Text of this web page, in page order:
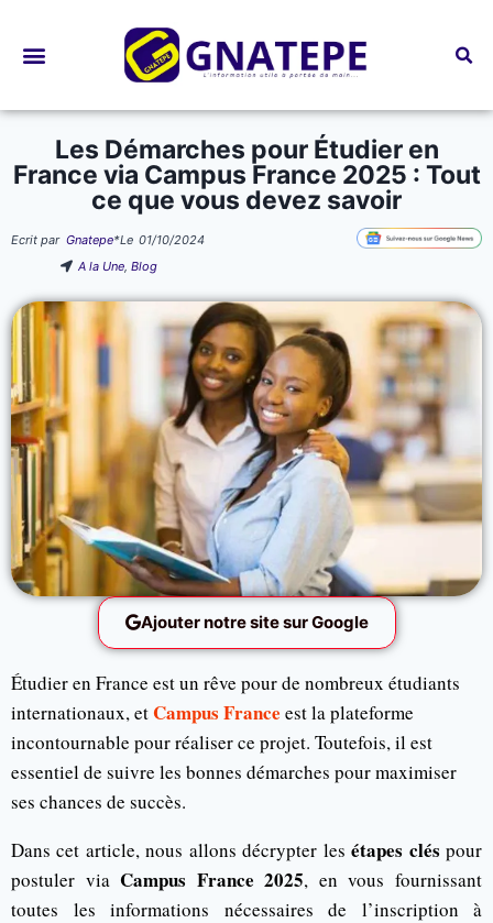
Les Démarches pour Étudier en
France via Campus France 2025 : Tout
ce que vous devez savoir
Ecrit par Gnatepe*Le 01/10/2024
A la Une,Blog
Ajouter notre site sur Google
Étudier en France est un rêve pour de nombreux étudiants
internationaux, etCampus France est la plateforme
incontournable pour réaliser ce projet. Toutefois, il est
essentiel de suivre les bonnes démarches pour maximiser
ses chances de succès.
Dans cet article, nous allons décrypter lesétapes clés pour
postuler viaCampus France 2025, en vous fournissant
toutes les informations nécessaires de l’inscription à